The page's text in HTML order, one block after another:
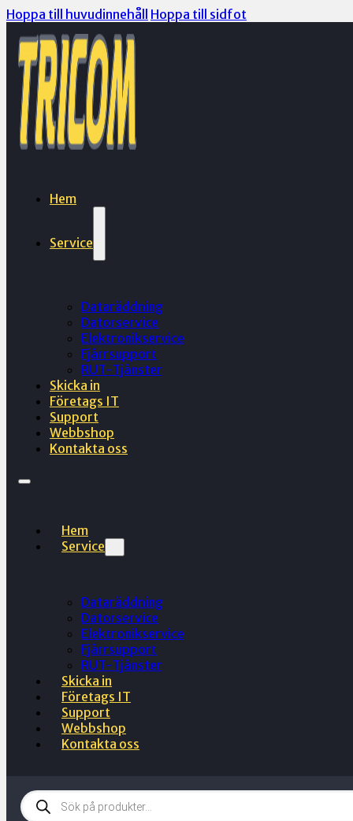
Hoppa till huvudinnehåll Hoppa till sidfot
Hem
Service
Dataräddning
Datorservice
Elektronikservice
Fjärrsupport
RUT-Tjänster
Skicka in
Företags IT
Support
Webbshop
Kontakta oss
Hem
Service
Dataräddning
Datorservice
Elektronikservice
Fjärrsupport
RUT-Tjänster
Skicka in
Företags IT
Support
Webbshop
Kontakta oss
Products
search